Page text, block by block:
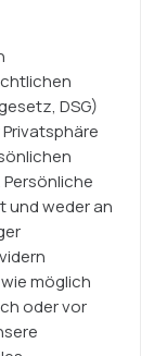
DSG)
und weder an
möglich
oder vor